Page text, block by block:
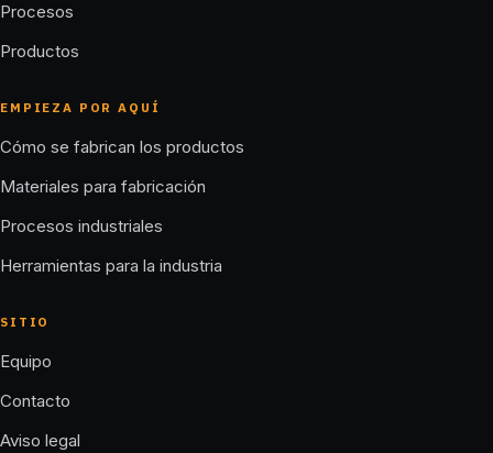
Procesos
Productos
EMPIEZA POR AQUÍ
Cómo se fabrican los productos
Materiales para fabricación
Procesos industriales
Herramientas para la industria
SITIO
Equipo
Contacto
Aviso legal